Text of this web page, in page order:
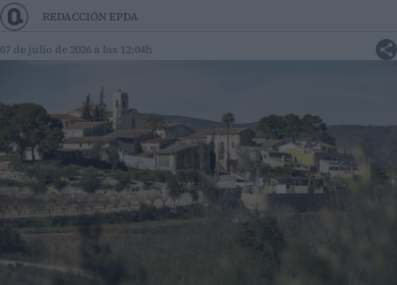
REDACCIÓN EPDA
07 de julio de 2026 a las 12:04h